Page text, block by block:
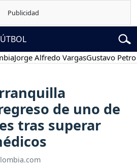
Alfredo VargasGustavo Petro
de uno de
tras superar